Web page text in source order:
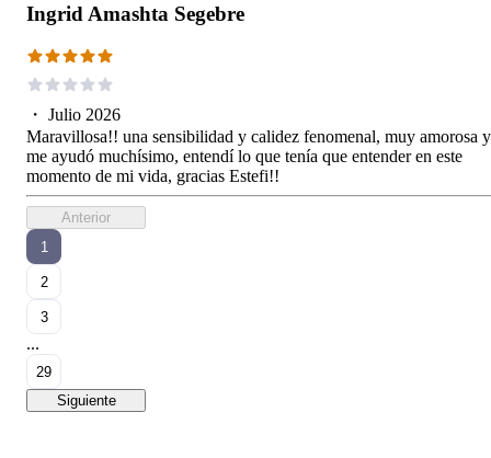
Ingrid Amashta Segebre
・ Julio 2026
Maravillosa!! una sensibilidad y calidez fenomenal, muy amorosa y
me ayudó muchísimo, entendí lo que tenía que entender en este
momento de mi vida, gracias Estefi!!
Anterior
1
2
3
...
29
Siguiente